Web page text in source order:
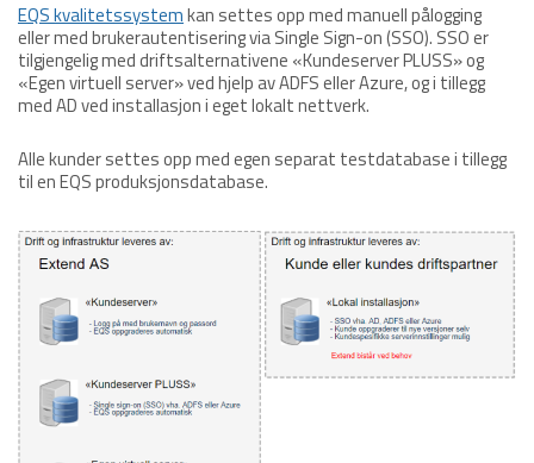
EQS kvalitetssystemkan settes opp med manuell pålogging
eller med brukerautentisering via Single Sign-on (SSO). SSO er
tilgjengelig med driftsalternativene «Kundeserver PLUSS» og
«Egen virtuell server» ved hjelp av ADFS eller Azure, og i tillegg
med AD ved installasjon i eget lokalt nettverk.
Alle kunder settes opp med egen separat testdatabase i tillegg
til en EQS produksjonsdatabase.